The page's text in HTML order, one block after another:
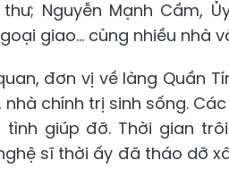
Nguyễn Mạnh Cầm,
giao... cùng nhiều nhà
đơn vị về làng Quần
nhà chính trị sinh sống.
tình giúp đỡ. Thời gian
sĩ thời ấy đã tháo dỡ